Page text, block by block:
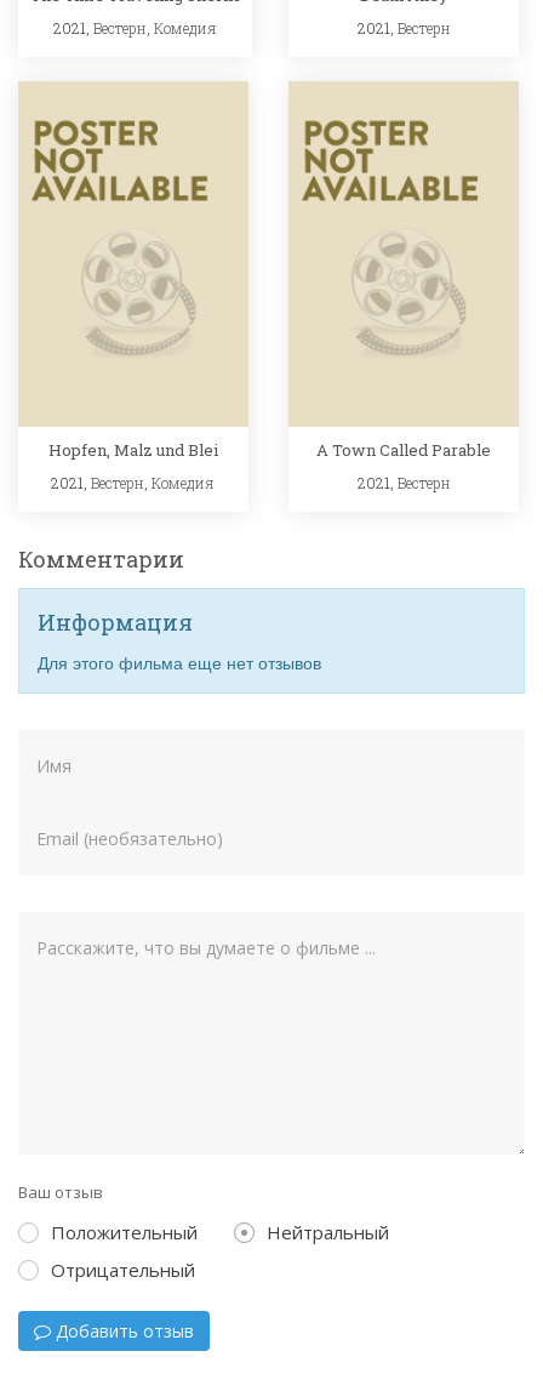
2021, Вестерн Комедия 2021, Вестерн
Hopfen, Malz und Blei
2021,Вестерн ,Комедия
A Town Called Parable
2021, Вестерн
Комментарии
Информация
Для этого фильма еще нет отзывов
Ваш отзыв
Положительный
Нейтральный
Отрицательный
Добавить отзыв